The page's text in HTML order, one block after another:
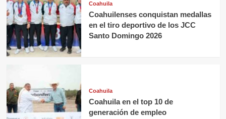
Coahuila
Coahuilenses conquistan medallas
en el tiro deportivo de los JCC
Santo Domingo 2026
Coahuila
Coahuila en el top 10 de
generación de empleo